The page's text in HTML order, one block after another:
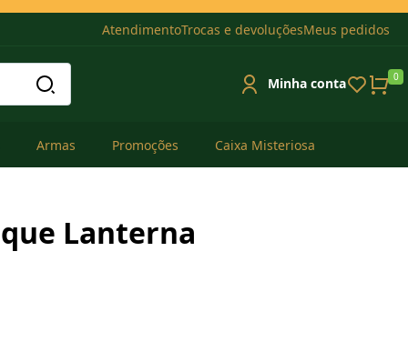
AtendimentoTrocas e devoluçõesMeus pedidos
Minha conta 0
Armas Promoções Caixa Misteriosa
Lanterna